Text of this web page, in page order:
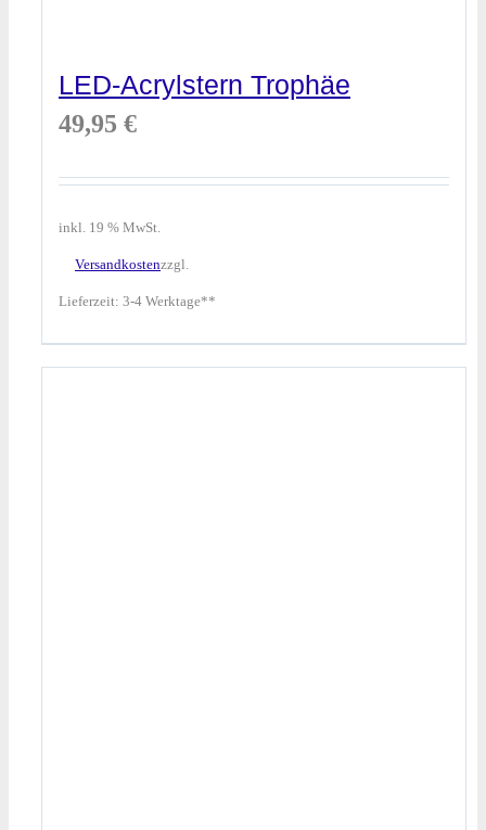
LED-Acrylstern Trophäe
49,95 €
inkl. 19 % MwSt.
zzgl.
Versandkosten
Lieferzeit: 3-4 Werktage**